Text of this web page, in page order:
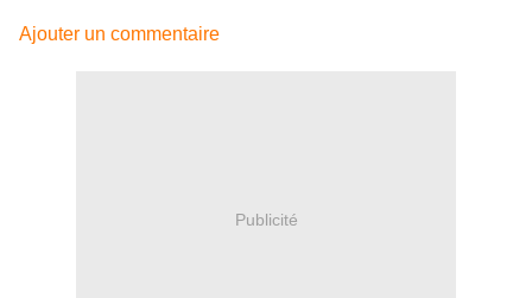
Ajouter un commentaire
Publicité